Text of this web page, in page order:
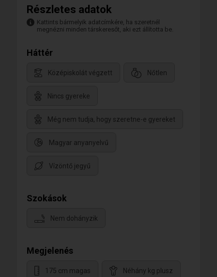
Részletes adatok
Kattints bármelyik adatcímkére, ha szeretnél
megnézni minden társkeresőt, aki ezt állította be.
Háttér
Középiskolát végzett Nőtlen
Nincs gyereke
Még nem tudja, hogy szeretne-e gyereket
Magyar anyanyelvű
Vízöntő jegyű
Szokások
Nem dohányzik
Megjelenés
175 cm magas Néhány kg plusz